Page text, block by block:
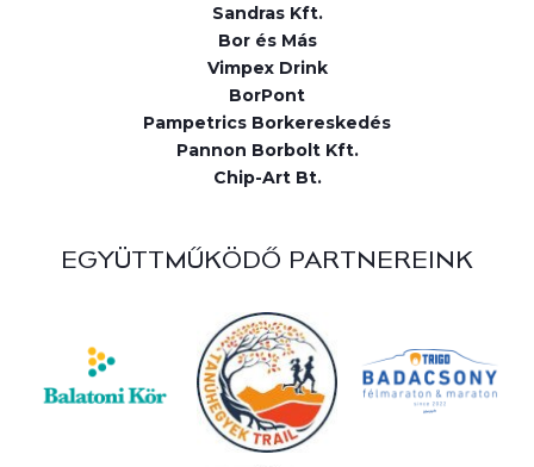
Sandras Kft.
Bor és Más
Vimpex Drink
BorPont
Pampetrics Borkereskedés
Pannon Borbolt Kft.
Chip-Art Bt.
EGYÜTTMŰKÖDŐ PARTNEREINK